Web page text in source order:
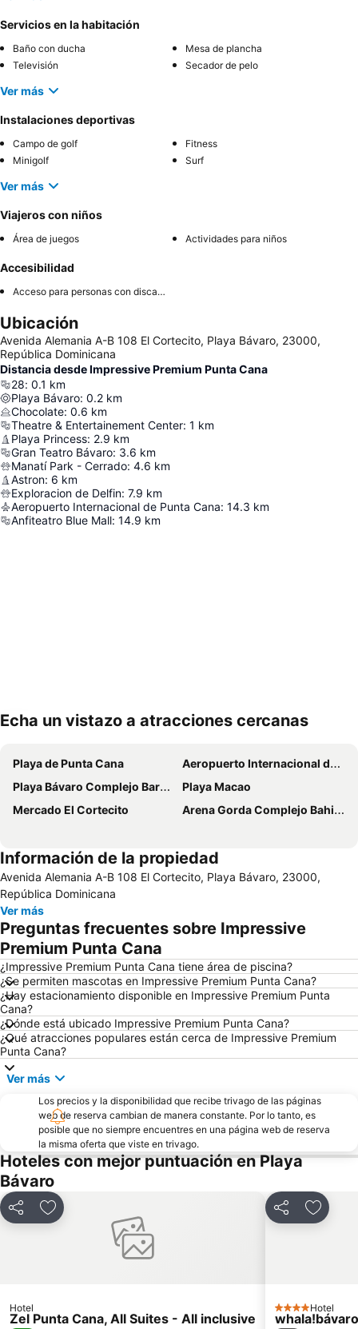
Servicios en la habitación
Baño con ducha
Mesa de plancha
Televisión
Secador de pelo
Ver más
Instalaciones deportivas
Campo de golf
Fitness
Minigolf
Surf
Ver más
Viajeros con niños
Área de juegos Actividades para niños
Accesibilidad
Acceso para personas con discapacidad
Ubicación
Avenida Alemania A-B 108 El Cortecito, Playa Bávaro, 23000,
República Dominicana
Distancia desde Impressive Premium Punta Cana
28: 0.1 km
Playa Bávaro: 0.2 km
Chocolate: 0.6 km
Theatre & Entertainement Center: 1 km
Playa Princess: 2.9 km
Gran Teatro Bávaro: 3.6 km
Manatí Park - Cerrado: 4.6 km
Astron: 6 km
Exploracion de Delfin: 7.9 km
Aeropuerto Internacional de Punta Cana: 14.3 km
Anfiteatro Blue Mall: 14.9 km
Echa un vistazo a atracciones cercanas
Playa de Punta Cana
Aeropuerto Internacional de Punta Cana
Playa Bávaro Complejo Barceló Bávaro
Playa Macao
Mercado El Cortecito
Arena Gorda Complejo Bahia Principe Bavaro
Información de la propiedad
Avenida Alemania A-B 108 El Cortecito, Playa Bávaro, 23000,
República Dominicana
Ver más
Preguntas frecuentes sobre Impressive
Premium Punta Cana
¿Impressive Premium Punta Cana tiene área de piscina?
¿Se permiten mascotas en Impressive Premium Punta Cana?
¿Hay estacionamiento disponible en Impressive Premium Punta
Cana?
¿Dónde está ubicado Impressive Premium Punta Cana?
¿Qué atracciones populares están cerca de Impressive Premium
Punta Cana?
Ver más
Los precios y la disponibilidad que recibe trivago de las páginas
web de reserva cambian de manera constante. Por lo tanto, es
posible que no siempre encuentres en una página web de reserva
la misma oferta que viste en trivago.
Hoteles con mejor puntuación en Playa
Bávaro
CompartirAgregar a favoritos
Hotel
Zel Punta Cana, All Suites - All inclusive
Compartir
4 Estrellas
Hotel
whala!bávaro